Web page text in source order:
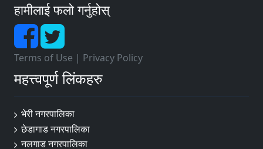
हामीलाई फलो गर्नुहोस्
Terms of Use | Privacy Policy
महत्त्वपूर्ण लिंकहरु
भेरी नगरपालिका
छेडागाड नगरपालिका
नलगाड नगरपालिका